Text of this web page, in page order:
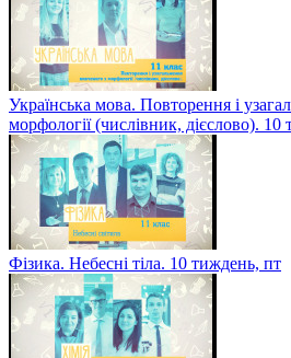
Українська мова. Повторення і
морфології (числівник, дієслово).
Фізика. Небесні тіла. 10 тиждень, пт